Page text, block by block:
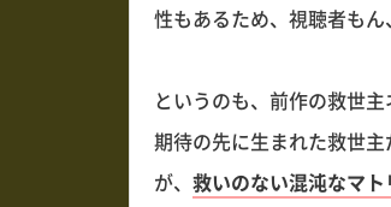
性もあるため、視聴者も
というのも、前作の救世主
期待の先に生まれた救世
が、 救いのない混沌なマ